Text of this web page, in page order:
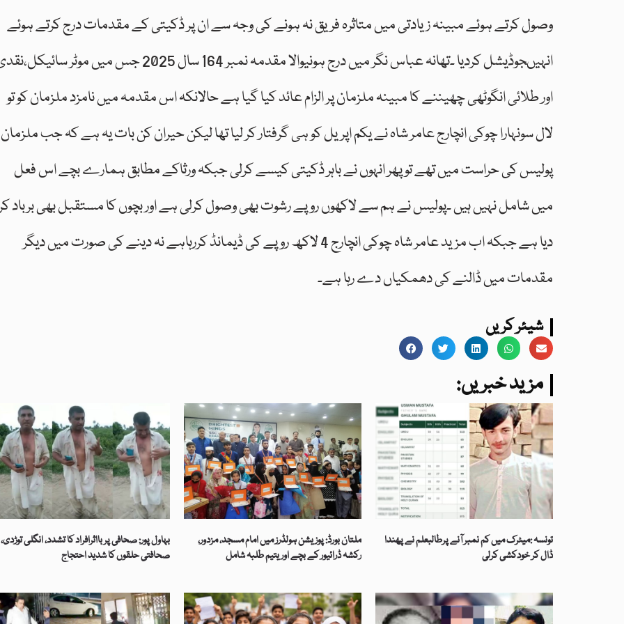
وصول کرتے ہوئے مبینہ زیادتی میں متاثرہ فریق نہ ہونے کی وجہ سے ان پر ڈکیتی کے مقدمات درج کرتے ہوئے
انہیںجوڈیشل کردیا ۔تھانہ عباس نگر میں درج ہونیوالا مقدمہ نمبر 164 سال 2025 جس میں موٹر
اور طلائی انگوٹھی چھیننے کا مبینہ ملزمان پر الزام عائد کیا گیا ہے حالانکہ اس مقدمہ میں نامزد ملزمان کو تو
لال سونہارا چوکی انچارج عامر شاہ نے یکم اپریل کو ہی گرفتار کر لیا تھا لیکن حیران کن بات یہ ہے کہ جب ملزمان
پولیس کی حراست میں تھے تو پھر انہوں نے باہر ڈکیتی کیسے کرلی جبکہ ورثاکے مطابق ہمارے بچے اس فعل
میں شامل نہیں ہیں ۔پولیس نے ہم سے لاکھوں روپے رشوت بھی وصول کرلی ہے اور بچوں کا مستقبل بھی برباد
دیا ہے جبکہ اب مزید عامر شاہ چوکی انچارج 4 لاکھ روپے کی ڈیمانڈ کررہاہے نہ دینے کی صورت میں دیگر
مقدمات میں ڈالنے کی دھمکیاں دے رہا ہے۔
شیئر کریں
:مزید خبریں
بہاول پور: صحافی پر بااثرافراد کا تشدد، انگلی توڑدی،
صحافتی حلقوں کا شدید احتجاج
ملتان بورڈ: پوزیشن ہولڈرز میں امام مسجد، مزدور،
رکشہ ڈرائیور کے بچے اور یتیم طلبہ شامل
تونسہ :میٹرک میں کم نمبر آنے پرطالبعلم نے پھندا
ڈال کر خودکشی کرلی